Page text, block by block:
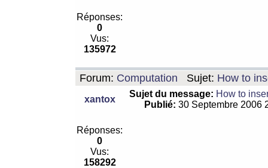
Réponses:
0
Vus:
135972
Forum: Computation Sujet: How to
xantox
Sujet du message: How to
Publié: 30 Septembre 2006
Réponses:
0
Vus:
158292